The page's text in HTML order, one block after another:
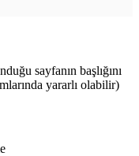
sayfanın başlığını
yararlı olabilir)